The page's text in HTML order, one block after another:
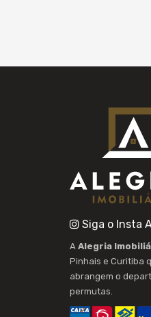
Siga o Insta
A Alegria
Pinhais e Curitiba
abrangem o
permutas.